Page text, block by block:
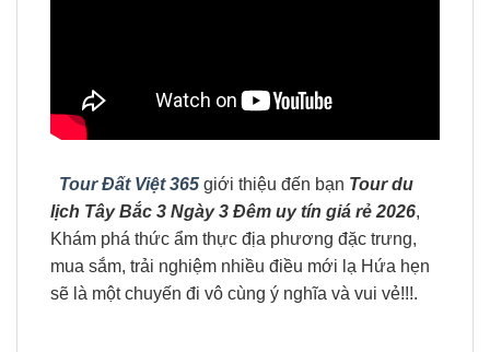
Tour Đất Việt 365 giới thiệu đến bạn Tour du
lịch Tây Bắc 3 Ngày 3 Đêm uy tín giá rẻ 2026,
Khám phá thức ẩm thực địa phương đặc trưng,
mua sắm, trải nghiệm nhiều điều mới lạ Hứa hẹn
sẽ là một chuyến đi vô cùng ý nghĩa và vui vẻ!!!.